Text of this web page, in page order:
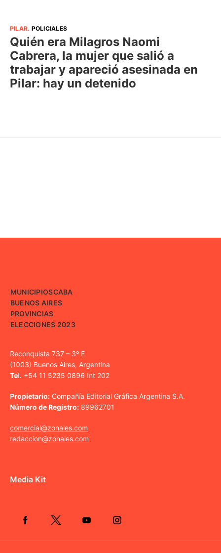
PILAR. POLICIALES
Quién era Milagros Naomi
Cabrera, la mujer que salió a
trabajar y apareció asesinada en
Pilar: hay un detenido
MUNICIPIOSCABA
BUENOS AIRES
PROVINCIAS
ELECCIONES 2023
Reconquista 737 – 3º E
(1003) Buenos Aires, Argentina
Tel. +54 11 5235 0896 Int 202
Propietario: Compañía Editorial Gráfica Argentina S.A.
Número de Registro: 89962701
comercial@zonales.com
redaccion@zonales.com
Media Kit